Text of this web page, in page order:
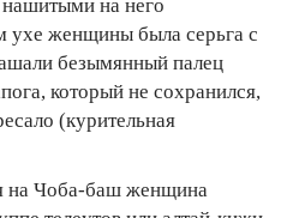
на него
ухе женщины была серьга с
безымянный палец
который не сохранился,
(курительная
на Чоба-баш женщина